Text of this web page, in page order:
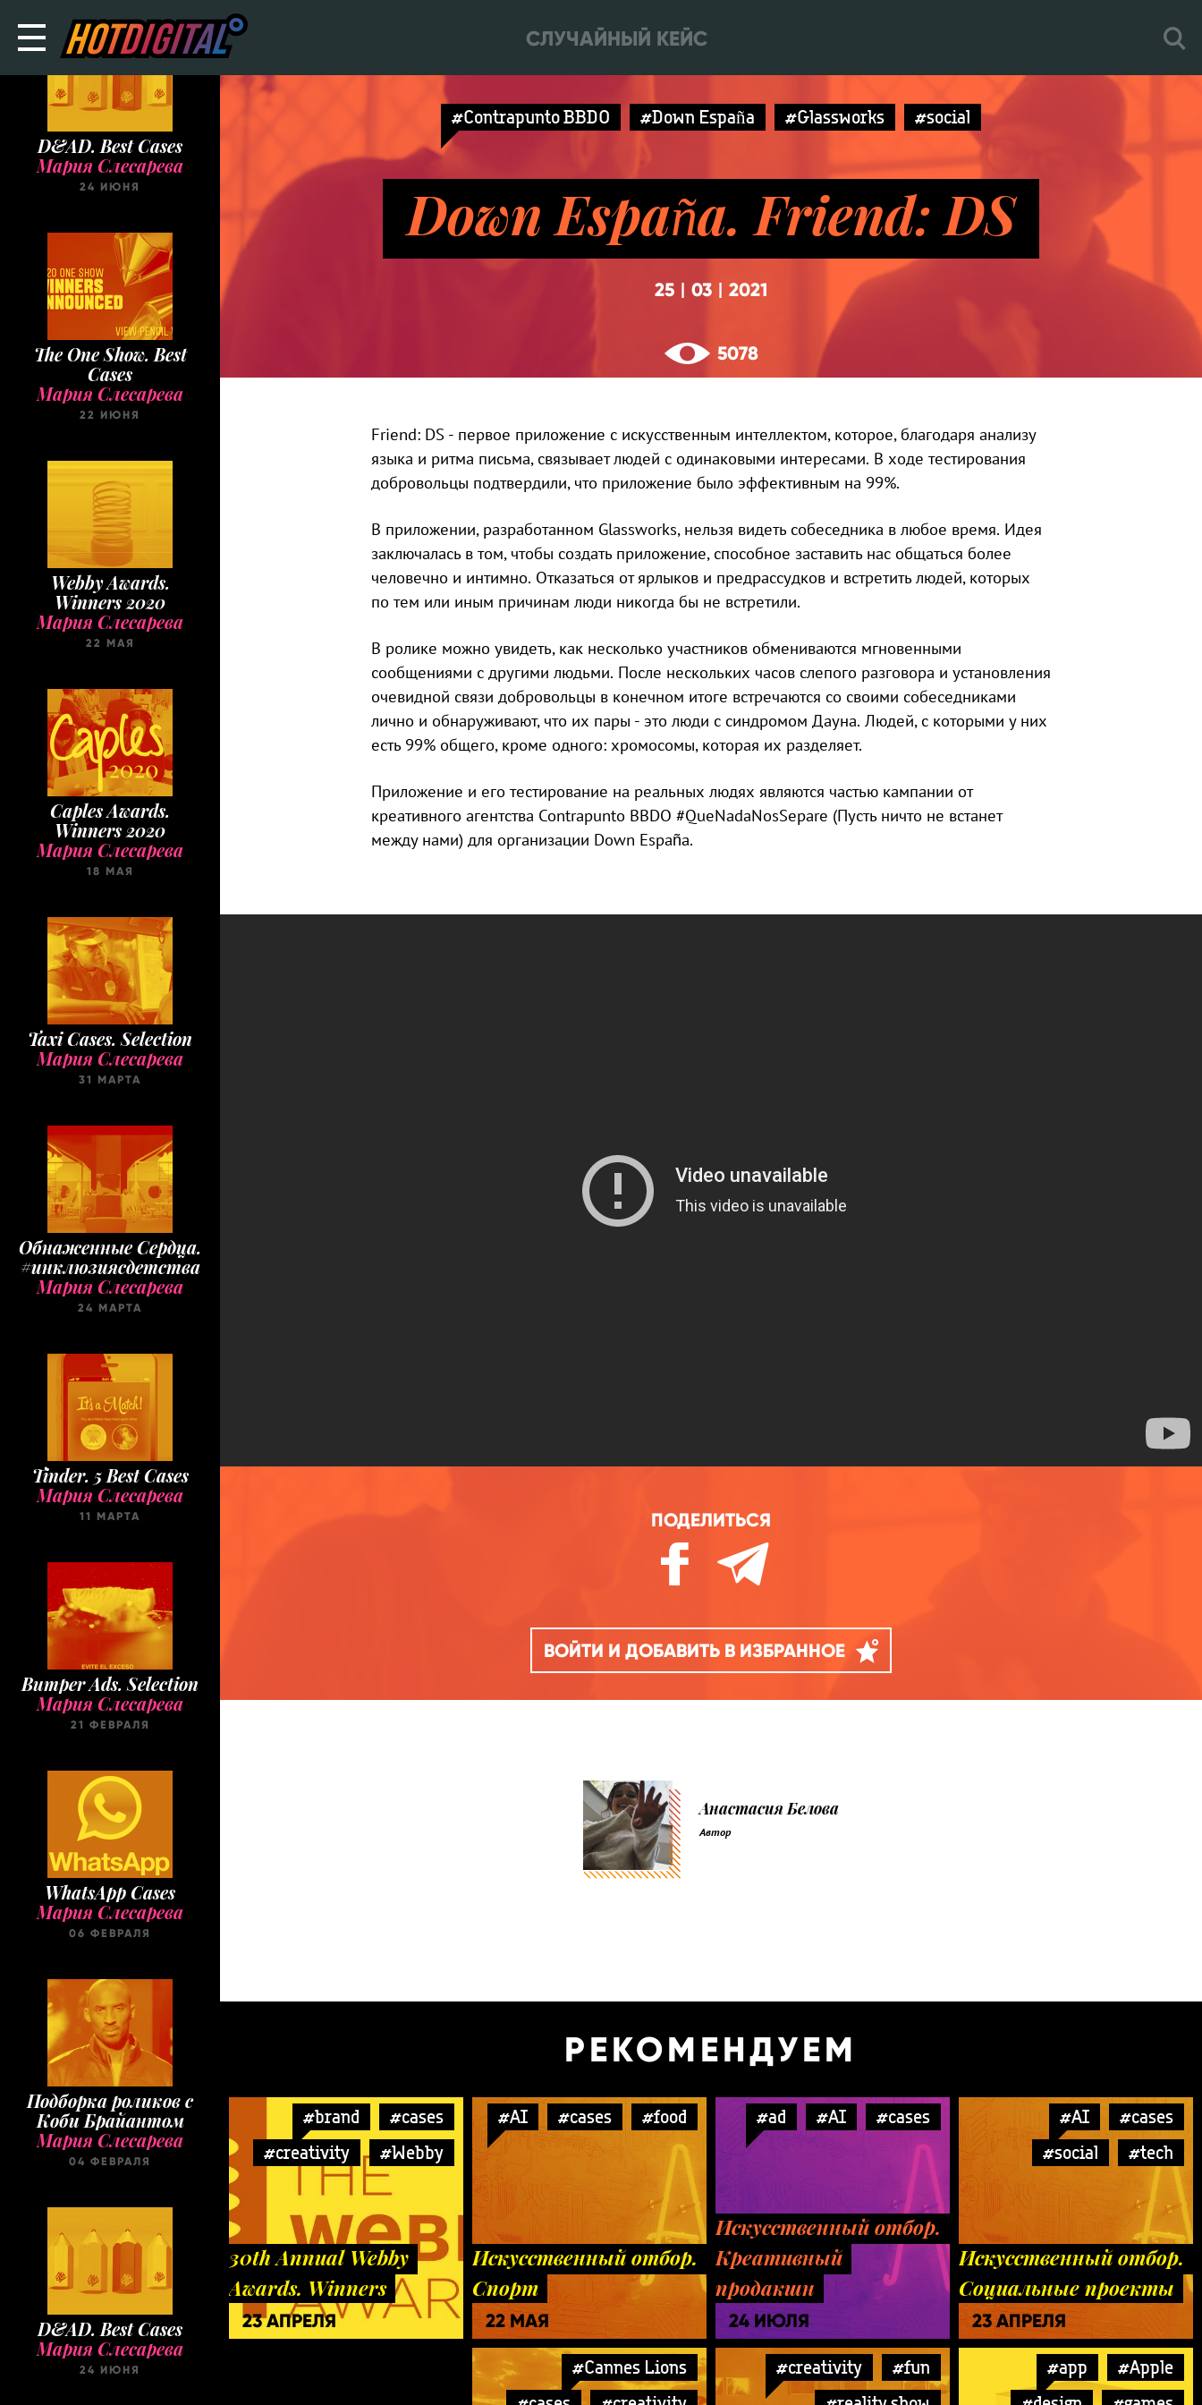
СЛУЧАЙНЫЙ КЕЙС
D&AD. Best Cases
Мария Слесарева
24 ИЮНЯ
The One Show. Best
Cases
Мария Слесарева
22 ИЮНЯ
Webby Awards.
Winners 2020
Мария Слесарева
22 МАЯ
Caples Awards.
Winners 2020
Мария Слесарева
18 МАЯ
Taxi Cases. Selection
Мария Слесарева
31 МАРТА
Обнаженные Cердца.
#инклюзиясдетства
Мария Слесарева
24 МАРТА
Tinder. 5 Best Cases
Мария Слесарева
11 МАРТА
Bumper Ads. Selection
Мария Слесарева
21 ФЕВРАЛЯ
WhatsApp Cases
Мария Слесарева
06 ФЕВРАЛЯ
Подборка роликов с
Коби Брайантом
Мария Слесарева
04 ФЕВРАЛЯ
D&AD. Best Cases
Мария Слесарева
24 ИЮНЯ
#Contrapunto BBDO #Down España #Glassworks #social
Down España. Friend: DS
25 03 2021
5078
Friend: DS - первое приложение с искусственным интеллектом, которое, благодаря анализу
языка и ритма письма, связывает людей с одинаковыми интересами. В ходе тестирования
добровольцы подтвердили, что приложение было эффективным на 99%.
В приложении, разработанном Glassworks, нельзя видеть собеседника в любое время. Идея
заключалась в том, чтобы создать приложение, способное заставить нас общаться более
человечно и интимно. Отказаться от ярлыков и предрассудков и встретить людей, которых
по тем или иным причинам люди никогда бы не встретили.
В ролике можно увидеть, как несколько участников обмениваются мгновенными
сообщениями с другими людьми. После нескольких часов слепого разговора и установления
очевидной связи добровольцы в конечном итоге встречаются со своими собеседниками
лично и обнаруживают, что их пары - это люди с синдромом Дауна. Людей, с которыми у них
есть 99% общего, кроме одного: хромосомы, которая их разделяет.
Приложение и его тестирование на реальных людях являются частью кампании от
креативного агентства Contrapunto BBDO #QueNadaNosSepare (Пусть ничто не встанет
между нами) для организации Down España.
ПОДЕЛИТЬСЯ
ВОЙТИ И ДОБАВИТЬ В ИЗБРАННОЕ
Анастасия Белова
Автор
РЕКОМЕНДУЕМ
#brand
#cases
#creativity
#Webby
30th Annual Webby
Awards. Winners
23 АПРЕЛЯ
#AI #cases #food
Искусственный отбор.
Спорт
22 МАЯ
#ad #AI #cases
Искусственный отбор.
Креативный
продакшн
24 ИЮЛЯ
#AI
#cases
#social
#tech
Искусственный отбор.
Социальные проекты
23 АПРЕЛЯ
#Cannes Lions
#creativity
#fun
#app
#Apple